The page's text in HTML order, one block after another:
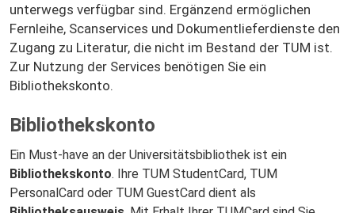
unterwegs verfügbar sind. Ergänzend ermöglichen
Fernleihe, Scanservices und Dokumentlieferdienste den
Zugang zu Literatur, die nicht im Bestand der TUM ist.
Zur Nutzung der Services benötigen Sie ein
Bibliothekskonto.
Bibliothekskonto
Ein Must-have an der Universitätsbibliothek ist ein
Bibliothekskonto. Ihre TUM StudentCard, TUM
PersonalCard oder TUM GuestCard dient als